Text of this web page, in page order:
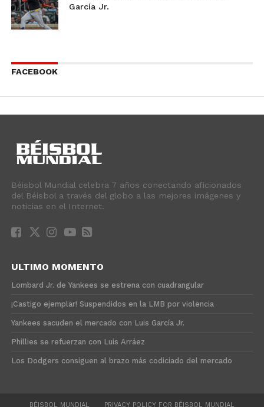
García Jr.
FACEBOOK
Béisbol Mundial celebra 7 años conectando aficionados
del Béisbol a través del globo a las mejores imágenes y
noticias en el Internet.
ULTIMO MOMENTO
Lombard Jr. de Yankees se estrena con cuadrangular
¡Castigo ejemplar! Suspendidos en la LMB por violencia
Yankees sacuden el mercado con Luis García Jr.
Phillies se refuerzan con Luis Arráez
Los Dodgers consiguen al brazo más codiciado del mercado
BÉISBOL MUNDIAL PRIVACY POLICY FOR BÉISBOL MUNDIAL